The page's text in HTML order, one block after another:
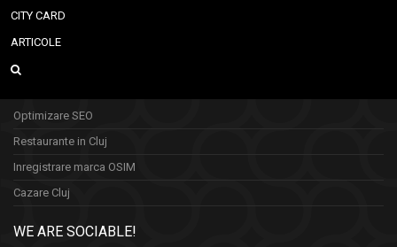
CITY CARD
ARTICOLE
Optimizare SEO
Restaurante in Cluj
Inregistrare marca OSIM
Cazare Cluj
WE ARE SOCIABLE!